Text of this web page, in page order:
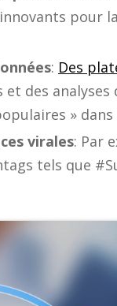
pour
: Des
des
»
virales: Par
tels que